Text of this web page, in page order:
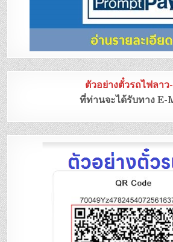
ตัวอย่างตั๋วรถไฟลาว
ที่ท่านจะได้รับทาง E-